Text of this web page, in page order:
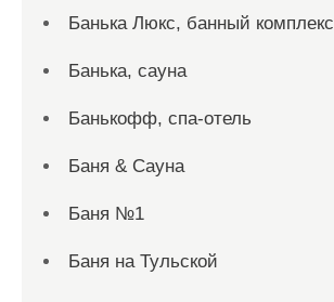
Банька Люкс, банный комплекс
Банька, сауна
Банькофф, спа-отель
Баня & Сауна
Баня №1
Баня на Тульской